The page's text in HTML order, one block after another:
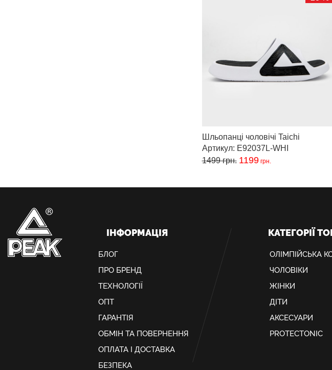
Шльопанці чоловічі Taichi
Артикул: E92037L-WHI
1499грн. 1199грн.
ІНФОРМАЦІЯ
БЛОГ
ПРО БРЕНД
ТЕХНОЛОГІЇ
ОПТ
ГАРАНТІЯ
ОБМIН ТА ПОВЕРНЕННЯ
ОПЛАТА І ДОСТАВКА
БЕЗПЕКА
КАТЕГОРІЇ
ОЛIМПIЙСЬКА
ЧОЛОВІКИ
ЖІНКИ
ДІТИ
АКСЕСУАРИ
PROTECTONIC